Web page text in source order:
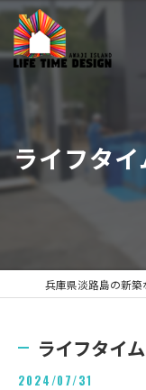
ライフタ
ライフタイ
2024/07/31